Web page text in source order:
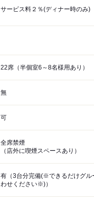
サービス料２％(ディナー時のみ)
22席（半個室6～8名様用あり）
無
可
全席禁煙
（店外に喫煙スペースあり）
有（3台分完備(※できるだけグル
わせください※)）